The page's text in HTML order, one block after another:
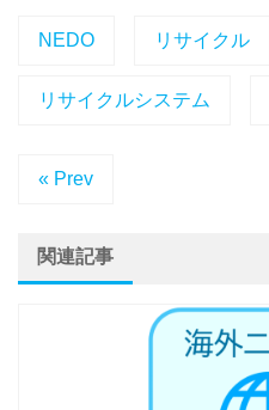
NEDO リサイクル
リサイクルシステム
« Prev
関連記事